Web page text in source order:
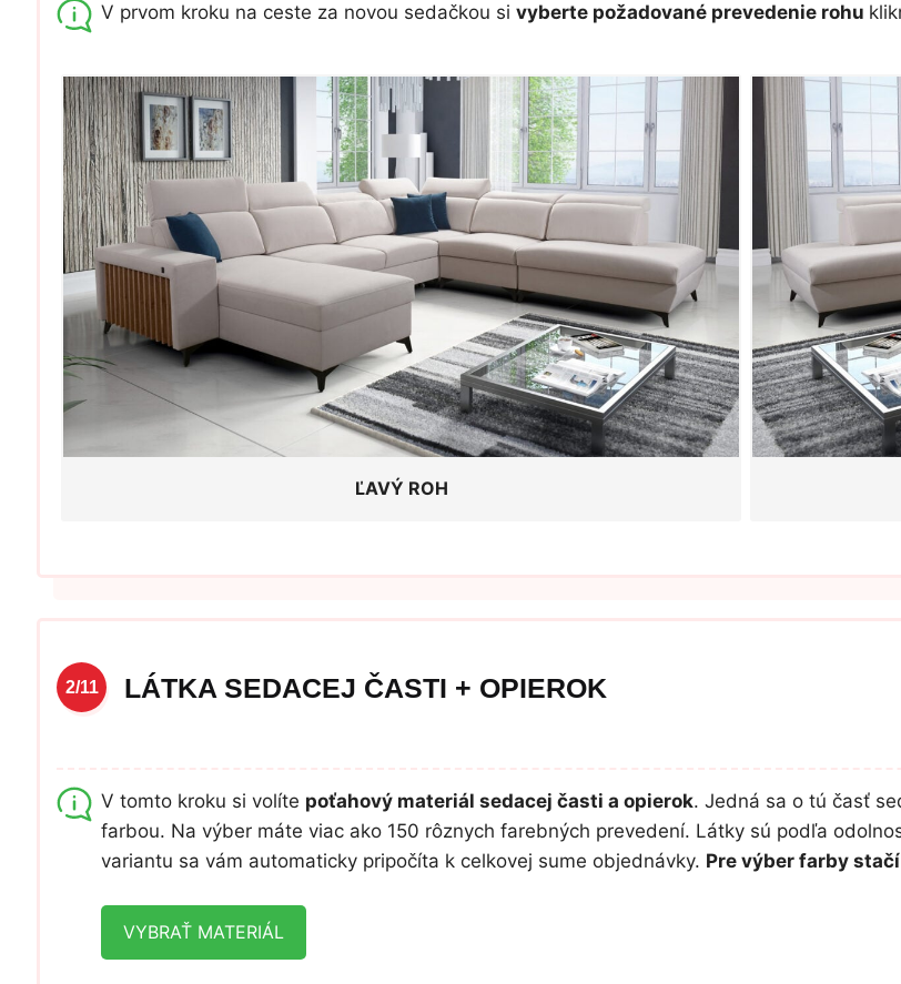
V prvom kroku na ceste za novou sedačkou si vyberte požadované prevedenie rohu
ĽAVÝ ROH
2/11 LÁTKA SEDACEJ ČASTI + OPIEROK
V tomto kroku si volíte poťahový materiál sedacej časti a opierok. Jedná sa o tú časť
farbou. Na výber máte viac ako 150 rôznych farebných prevedení. Látky sú podľa
variantu sa vám automaticky pripočíta k celkovej sume objednávky. Pre výber farby
VYBRAŤ MATERIÁL